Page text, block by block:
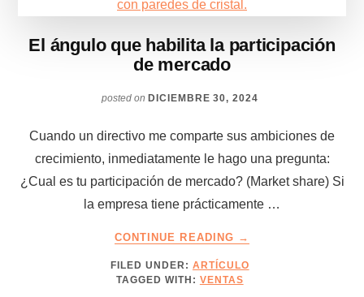
El ángulo que habilita la participación
de mercado
posted on DICIEMBRE 30, 2024
Cuando un directivo me comparte sus ambiciones de
crecimiento, inmediatamente le hago una pregunta:
¿Cual es tu participación de mercado? (Market share) Si
la empresa tiene prácticamente …
CONTINUE READING
ÁNGULO
QUE
→
FILED UNDER: ARTÍCULO
TAGGED WITH: VENTAS